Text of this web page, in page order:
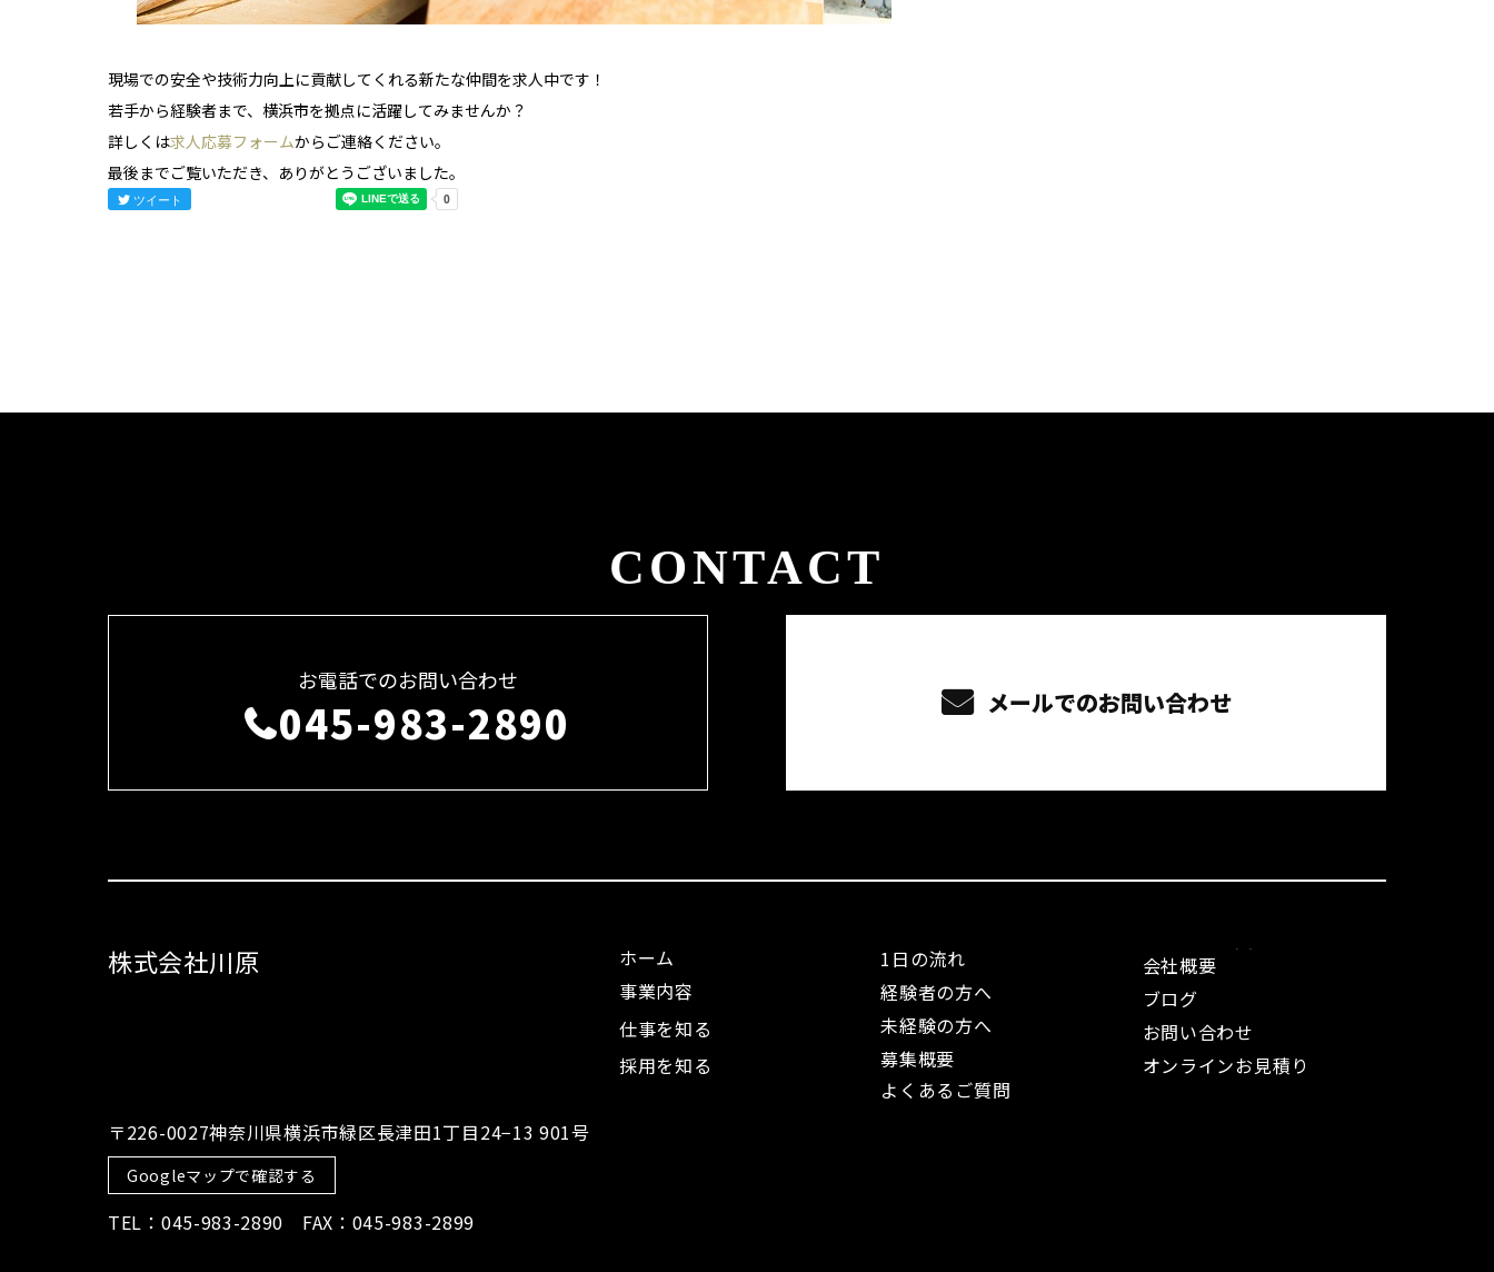
現場での安全や技術力向上に貢献してくれる新たな仲間を求人中です！
若手から経験者まで、横浜市を拠点に活躍してみませんか？
詳しくは求人応募フォームからご連絡ください。
最後までご覧いただき、ありがとうございました。
ツイート
CONTACT
お電話でのお問い合わせ
045-983-2890 メールでのお問い合わせ
株式会社川原
ホーム
事業内容
仕事を知る
採用を知る
1日の流れ
経験者の方へ
未経験の方へ
募集概要
よくあるご質問
会社概要
ブログ
お問い合わせ
オンラインお見積り
〒226-0027神奈川県横浜市緑区長津田1丁目24−13 901号
Googleマップで確認する
TEL：045-983-2890 FAX：045-983-2899